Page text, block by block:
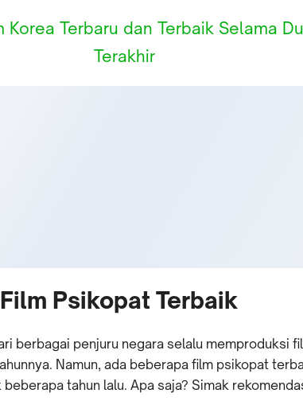
Korea Terbaru dan Terbaik Selama
Terakhir
Psikopat Terbaik
berbagai penjuru negara selalu memproduksi
Namun, ada beberapa film psikopat
tahun lalu. Apa saja? Simak